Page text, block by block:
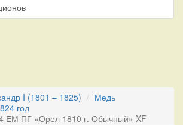
I (1801 – 1825)
Медь
год
ЕМ ПГ «Орел 1810 г. Обычный» XF